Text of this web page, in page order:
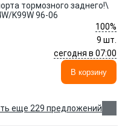
тормозного заднего!\
K99W 96-06
100%
9 шт.
сегодня в 07:00
В корзину
еще 229 предложений